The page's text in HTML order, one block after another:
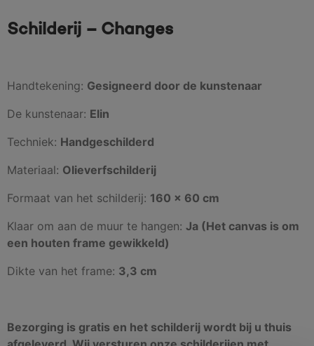
Schilderij – Changes
Handtekening: Gesigneerd door de kunstenaar
De kunstenaar: Elin
Techniek: Handgeschilderd
Materiaal: Olieverfschilderij
Formaat van het schilderij: 160 x 60 cm
Klaar om aan de muur te hangen: Ja (Het canvas is om
een houten frame gewikkeld)
Dikte van het frame: 3,3 cm
Bezorging is gratis en het schilderij wordt bij u thuis